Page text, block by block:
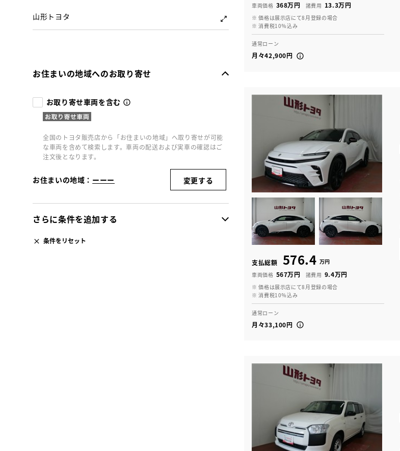
山形トヨタ
お住まいの地域へのお取り寄せ
お取り寄せ車両を含む
全国のトヨタ販売店から「お住まいの地域」へ取り寄せが可能
な車両を含めて検索します。車両の配送および実車の確認はご
注文後となります。
お住まいの地域： ーーー 変更する
さらに条件を追加する
条件をリセット
車両価格 368万円 諸費用 13.3万円
※ 価格は展示店にて8月登録の場合
※ 消費税10％込み
通常ローン
月々42,900円
支払総額 576.4 万円
車両価格 567万円 諸費用 9.4万円
※ 価格は展示店にて8月登録の場合
※ 消費税10％込み
通常ローン
月々33,100円